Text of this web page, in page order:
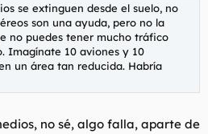
se extinguen desde el suelo, no
son una ayuda, pero no la
no puedes tener mucho tráfico
Imagínate 10 aviones y 10
un área tan reducida. Habría
no sé, algo falla, aparte de